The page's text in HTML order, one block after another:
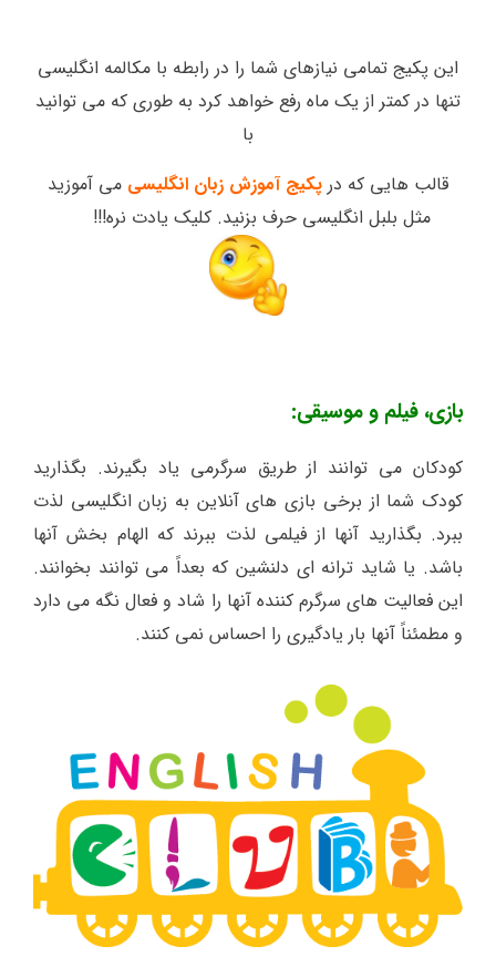
این پکیج تمامی نیازهای شما را در رابطه با مکالمه انگلیسی
تنها در کمتر از یک ماه رفع خواهد کرد به طوری که می توانید
با
قالب هایی که در پکیج آموزش زبان انگلیسی می آموزید
مثل بلبل انگلیسی حرف بزنید. کلیک یادت نره!!!
بازی، فیلم و موسیقی:
کودکان می توانند از طریق سرگرمی یاد بگیرند. بگذارید
کودک شما از برخی بازی های آنلاین به زبان انگلیسی لذت
ببرد. بگذارید آنها از فیلمی لذت ببرند که الهام بخش آنها
باشد. یا شاید ترانه ای دلنشین که بعداً می توانند بخوانند.
این فعالیت های سرگرم کننده آنها را شاد و فعال نگه می دارد
و مطمئناً آنها بار یادگیری را احساس نمی کنند.